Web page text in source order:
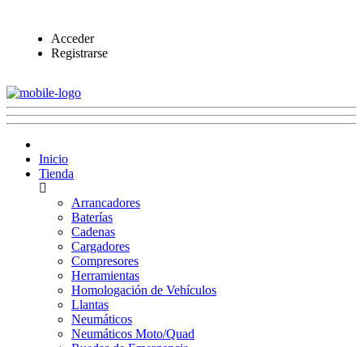
Acceder
Registrarse
Inicio
Tienda
Arrancadores
Baterías
Cadenas
Cargadores
Compresores
Herramientas
Homologación de Vehículos
Llantas
Neumáticos
Neumáticos Moto/Quad